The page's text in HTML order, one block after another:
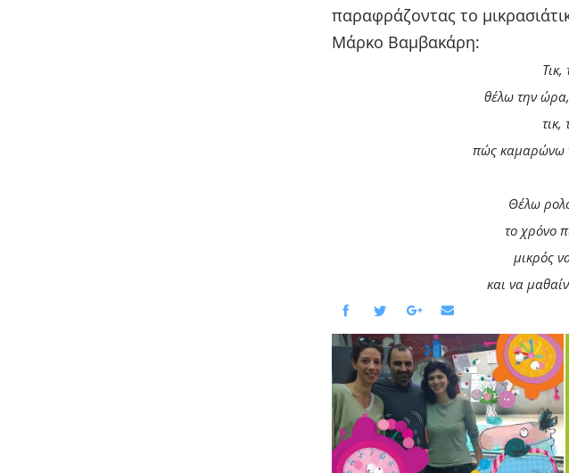
παραφράζοντας το
Μάρκο Βαμβακάρη:
Τικ,
θέλω την
τικ,
πώς καμαρώνω
Θέλω
το χρόνο
μικρός
και να